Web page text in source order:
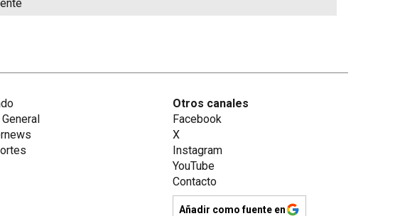
Otros canales
Facebook
X
Instagram
YouTube
Contacto
Añadir como fuente en